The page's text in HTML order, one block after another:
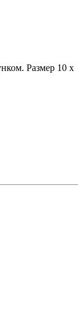
Размер 10 х